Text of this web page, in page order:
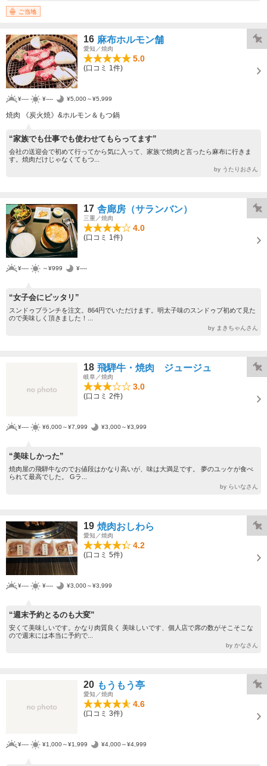
ご当地
16 麻布ホルモン舗
愛知／焼肉
5.0
(口コミ 1件)
¥---- ¥---- ¥5,000～¥5,999
焼肉 《炭火焼》&ホルモン＆もつ鍋
“家族でも仕事でも使わせてもらってます”
会社の送迎会で初めて行ってから気に入って、家族で焼肉と言ったら麻布に行きま
す。焼肉だけじゃなくてもつ...
by うたりおさん
17 舎廊房（サランバン）
三重／焼肉
4.0
(口コミ 1件)
¥---- ～¥999 ¥----
“女子会にピッタリ”
スンドゥブランチを注文。864円でいただけます。明太子味のスンドゥブ初めて見た
ので美味しく頂きました！...
by まきちゃんさん
18 飛騨牛・焼肉 ジュージュ
岐阜／焼肉
3.0
(口コミ 2件)
¥---- ¥6,000～¥7,999 ¥3,000～¥3,999
“美味しかった”
焼肉屋の飛騨牛なのでお値段はかなり高いが、味は大満足です。 夢のユッケが食べ
られて最高でした。 Gラ...
by らいなさん
19 焼肉おしわら
愛知／焼肉
4.2
(口コミ 5件)
¥---- ¥---- ¥3,000～¥3,999
“週末予約とるのも大変”
安くて美味しいです。かなり肉質良く 美味しいです、個人店で席の数がそこそこな
ので週末には本当に予約で...
by かなさん
20 もうもう亭
愛知／焼肉
4.6
(口コミ 3件)
¥---- ¥1,000～¥1,999 ¥4,000～¥4,999